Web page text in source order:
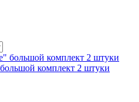
комплект 2 штуки